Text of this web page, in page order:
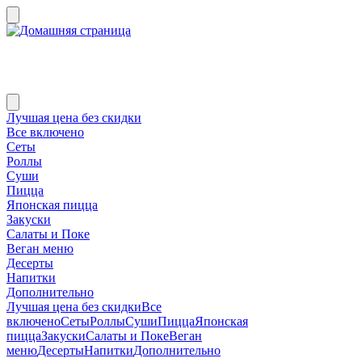
Лучшая цена без скидки
Все включено
Сеты
Роллы
Суши
Пицца
Японская пицца
Закуски
Салаты и Поке
Веган меню
Десерты
Напитки
Дополнительно
Лучшая цена без скидкиВсе
включеноСетыРоллыСушиПиццаЯпонская
пиццаЗакускиСалаты и ПокеВеган
менюДесертыНапиткиДополнительно